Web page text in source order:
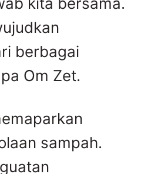
berbagai
Om Zet.
sampah.